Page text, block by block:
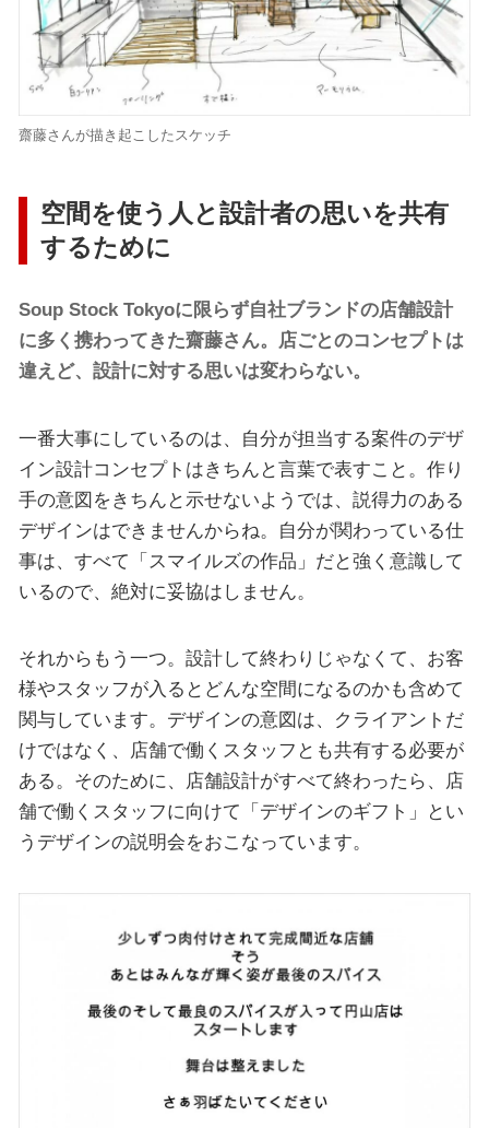
齋藤さんが描き起こしたスケッチ
空間を使う人と設計者の思いを共有
するために
Soup Stock Tokyoに限らず自社ブランドの店舗設計
に多く携わってきた齋藤さん。店ごとのコンセプトは
違えど、設計に対する思いは変わらない。
一番大事にしているのは、自分が担当する案件のデザ
イン設計コンセプトはきちんと言葉で表すこと。作り
手の意図をきちんと示せないようでは、説得力のある
デザインはできませんからね。自分が関わっている仕
事は、すべて「スマイルズの作品」だと強く意識して
いるので、絶対に妥協はしません。
それからもう一つ。設計して終わりじゃなくて、お客
様やスタッフが入るとどんな空間になるのかも含めて
関与しています。デザインの意図は、クライアントだ
けではなく、店舗で働くスタッフとも共有する必要が
ある。そのために、店舗設計がすべて終わったら、店
舗で働くスタッフに向けて「デザインのギフト」とい
うデザインの説明会をおこなっています。